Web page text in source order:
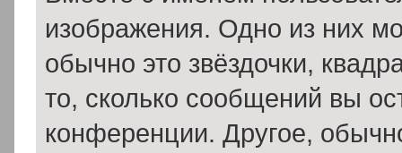
изображения. Одно из них
обычно это звёздочки,
то, сколько сообщений вы
конференции. Другое,